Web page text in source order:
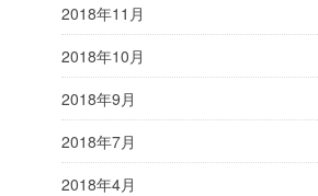
2018年11月
2018年10月
2018年9月
2018年7月
2018年4月